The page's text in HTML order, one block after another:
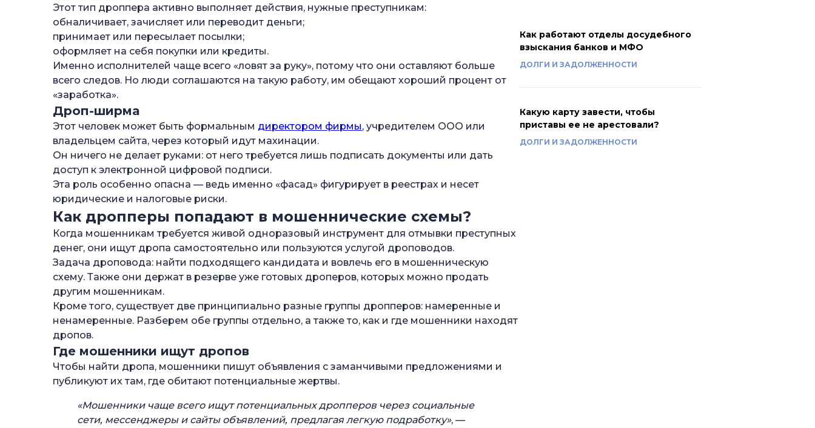
Этот тип дроппера активно выполняет действия, нужные преступникам:
обналичивает, зачисляет или переводит деньги;
принимает или пересылает посылки;
оформляет на себя покупки или кредиты.
Именно исполнителей чаще всего «ловят за руку», потому что они оставляют больше
всего следов. Но люди соглашаются на такую работу, им обещают хороший процент от
«заработка».
Дроп-ширма
Этот человек может быть формальным директором фирмы, учредителем ООО или
владельцем сайта, через который идут махинации.
Он ничего не делает руками: от него требуется лишь подписать документы или дать
доступ к электронной цифровой подписи.
Эта роль особенно опасна — ведь именно «фасад» фигурирует в реестрах и несет
юридические и налоговые риски.
Как дропперы попадают в мошеннические схемы?
Когда мошенникам требуется живой одноразовый инструмент для отмывки преступных
денег, они ищут дропа самостоятельно или пользуются услугой дроповодов.
Задача дроповода: найти подходящего кандидата и вовлечь его в мошенническую
схему. Также они держат в резерве уже готовых дроперов, которых можно продать
другим мошенникам.
Кроме того, существует две принципиально разные группы дропперов: намеренные и
ненамеренные. Разберем обе группы отдельно, а также то, как и где мошенники находят
дропов.
Где мошенники ищут дропов
Чтобы найти дропа, мошенники пишут объявления с заманчивыми предложениями и
публикуют их там, где обитают потенциальные жертвы.
«Мошенники чаще всего ищут потенциальных дропперов через социальные
сети, мессенджеры и сайты объявлений, предлагая легкую подработку», —
Как работают отделы досудебного
взыскания банков и МФО
ДОЛГИ И ЗАДОЛЖЕННОСТИ
Какую карту завести, чтобы
приставы ее не арестовали?
ДОЛГИ И ЗАДОЛЖЕННОСТИ